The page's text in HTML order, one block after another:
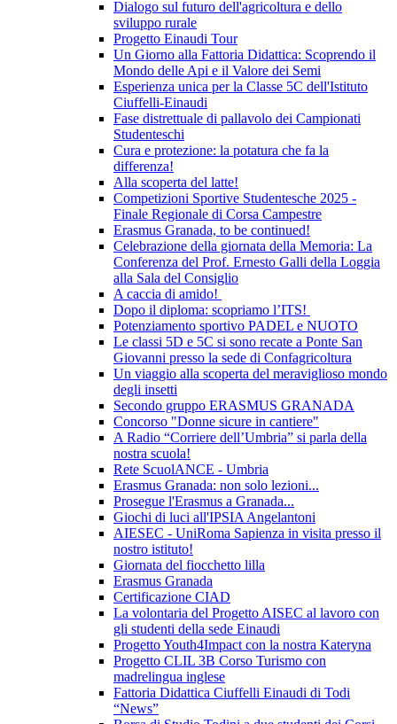
Dialogo sul futuro dell'agricoltura e dello
sviluppo rurale
Progetto Einaudi Tour
Un Giorno alla Fattoria Didattica: Scoprendo il
Mondo delle Api e il Valore dei Semi
Esperienza unica per la Classe 5C dell'Istituto
Ciuffelli-Einaudi
Fase distrettuale di pallavolo dei Campionati
Studenteschi
Cura e protezione: la potatura che fa la
differenza!
Alla scoperta del latte!
Competizioni Sportive Studentesche 2025 -
Finale Regionale di Corsa Campestre
Erasmus Granada, to be continued!
Celebrazione della giornata della Memoria: La
Conferenza del Prof. Ernesto Galli della Loggia
alla Sala del Consiglio
A caccia di amido!
Dopo il diploma: scopriamo l’ITS!
Potenziamento sportivo PADEL e NUOTO
Le classi 5D e 5C si sono recate a Ponte San
Giovanni presso la sede di Confagricoltura
Un viaggio alla scoperta del meraviglioso mondo
degli insetti
Secondo gruppo ERASMUS GRANADA
Concorso "Donne sicure in cantiere"
A Radio “Corriere dell’Umbria” si parla della
nostra scuola!
Rete ScuolANCE - Umbria
Erasmus Granada: non solo lezioni...
Prosegue l'Erasmus a Granada...
Giochi di luci all'IPSIA Angelantoni
AIESEC - UniRoma Sapienza in visita presso il
nostro istituto!
Giornata del fiocchetto lilla
Erasmus Granada
Certificazione CIAD
La volontaria del Progetto AISEC al lavoro con
gli studenti della sede Einaudi
Progetto Youth4Impact con la nostra Kateryna
Progetto CLIL 3B Corso Turismo con
madrelingua inglese
Fattoria Didattica Ciuffelli Einaudi di Todi
“News”